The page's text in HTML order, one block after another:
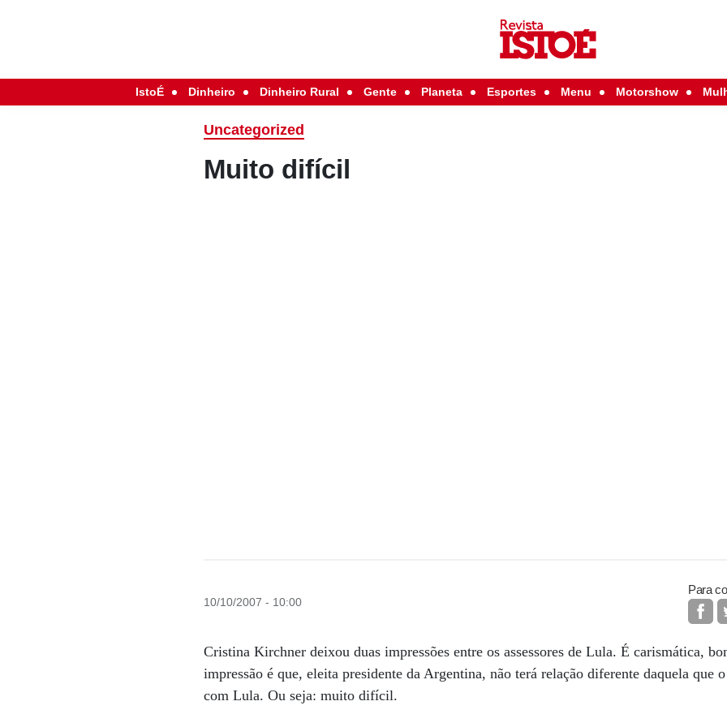
IstoÉ Dinheiro Dinheiro Rural Gente Planeta Esportes Menu Motorshow
Uncategorized
Muito difícil
10/10/2007 - 10:00
Para
Cristina Kirchner deixou duas impressões entre os assessores de Lula. É carismática,
impressão é que, eleita presidente da Argentina, não terá relação diferente daquela que
com Lula. Ou seja: muito difícil.